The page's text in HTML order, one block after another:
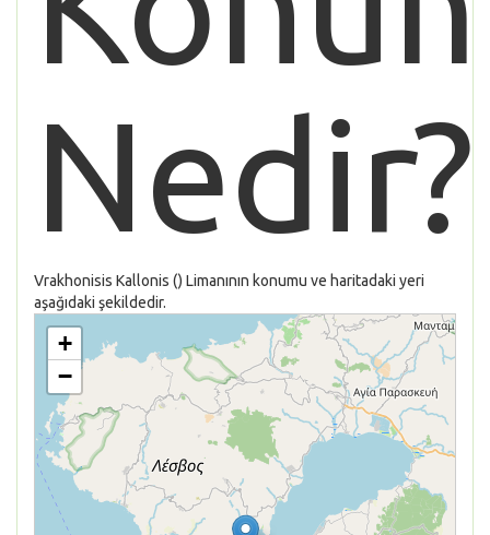
Nedir?
Vrakhonisis Kallonis () Limanının konumu ve haritadaki yeri
aşağıdaki şekildedir.
+
−